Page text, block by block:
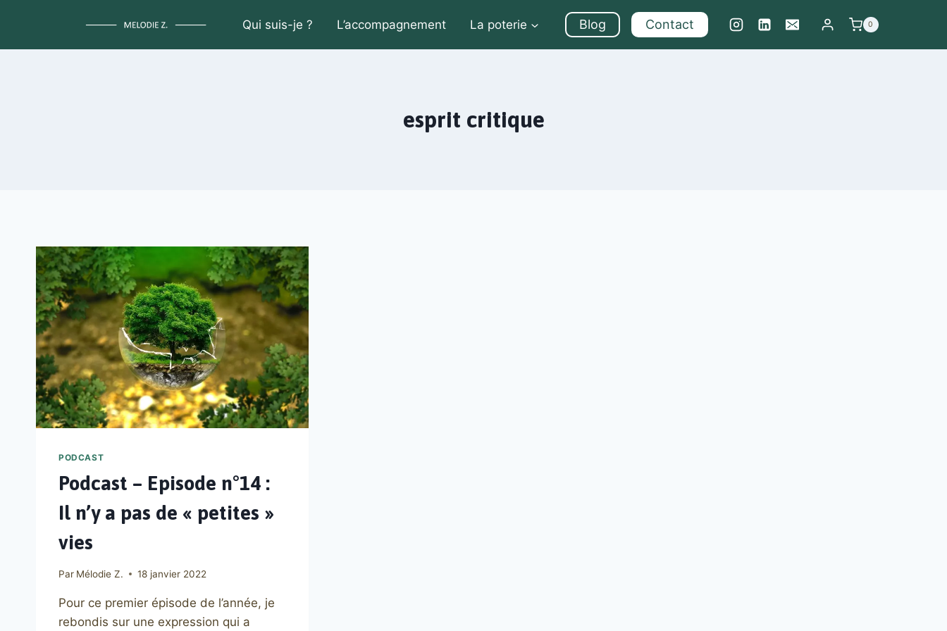
contenu
Qui suis-je ? L’accompagnement La poterie Blog Contact 0
esprit critique
PODCAST
Podcast – Episode n°14 :
Il n’y a pas de « petites »
vies
Par Mélodie Z. 18 janvier 2022
Pour ce premier épisode de l’année, je
rebondis sur une expression qui a